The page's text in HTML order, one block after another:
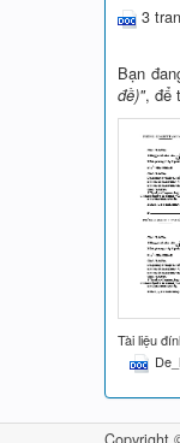
3
Bạn
đề)", để
Tài liệu